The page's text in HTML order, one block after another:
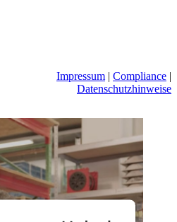
Impressum | Compliance |
Datenschutzhinweise